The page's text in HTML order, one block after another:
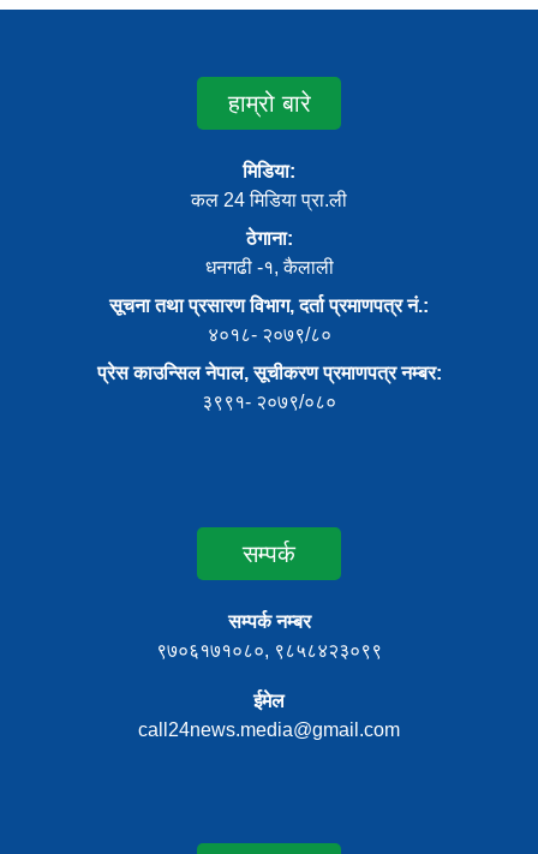
हाम्रो बारे
मिडिया:
कल 24 मिडिया प्रा.ली
ठेगाना:
धनगढी -१, कैलाली
सूचना तथा प्रसारण विभाग, दर्ता प्रमाणपत्र नं.:
४०१८- २०७९/८०
प्रेस काउन्सिल नेपाल, सूचीकरण प्रमाणपत्र नम्बर:
३९९१- २०७९/०८०
सम्पर्क
सम्पर्क नम्बर
९७०६१७१०८०, ९८५८४२३०९९
ईमेल
call24news.media@gmail.com